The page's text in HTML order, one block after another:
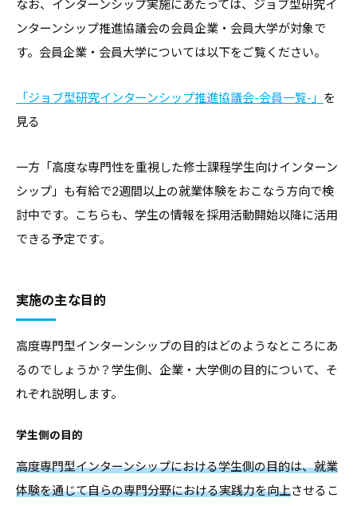
なお、インターンシップ実施にあたっては、ジョブ型研究イ
ンターンシップ推進協議会の会員企業・会員大学が対象で
す。会員企業・会員大学については以下をご覧ください。
「ジョブ型研究インターンシップ推進協議会-会員一覧-」 を
見る
一方「高度な専門性を重視した修士課程学生向けインターン
シップ」も有給で2週間以上の就業体験をおこなう方向で検
討中です。こちらも、学生の情報を採用活動開始以降に活用
できる予定です。
実施の主な目的
高度専門型インターンシップの目的はどのようなところにあ
るのでしょうか？学生側、企業・大学側の目的について、そ
れぞれ説明します。
学生側の目的
高度専門型インターンシップにおける学生側の目的は、就業
体験を通じて自らの専門分野における実践力を向上させるこ